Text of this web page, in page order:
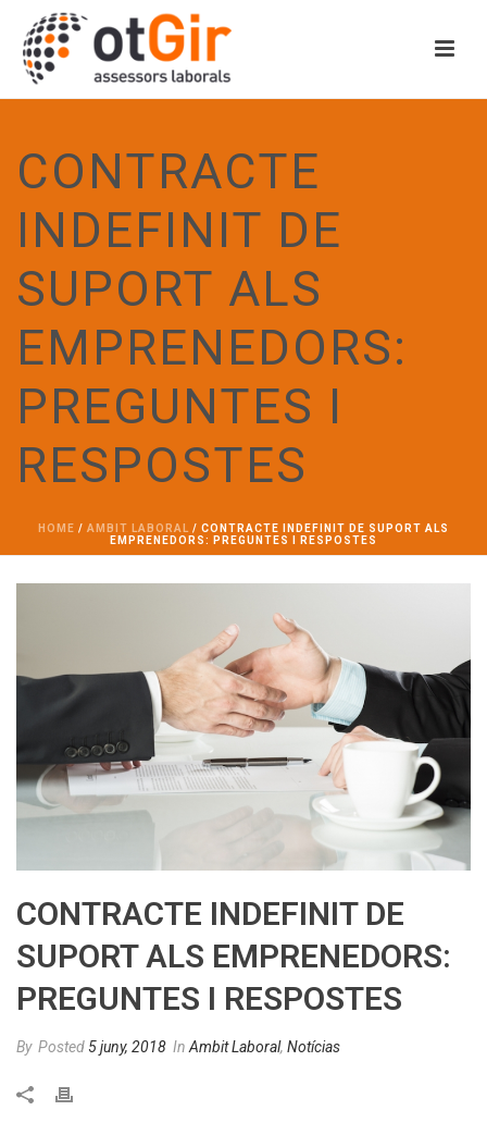
CONTRACTE
INDEFINIT DE
SUPORT ALS
EMPRENEDORS:
PREGUNTES I
RESPOSTES
HOME / AMBIT LABORAL / CONTRACTE INDEFINIT DE SUPORT ALS
EMPRENEDORS: PREGUNTES I RESPOSTES
CONTRACTE INDEFINIT DE
SUPORT ALS EMPRENEDORS:
PREGUNTES I RESPOSTES
By Posted5 juny, 2018 In Ambit Laboral, Notícias